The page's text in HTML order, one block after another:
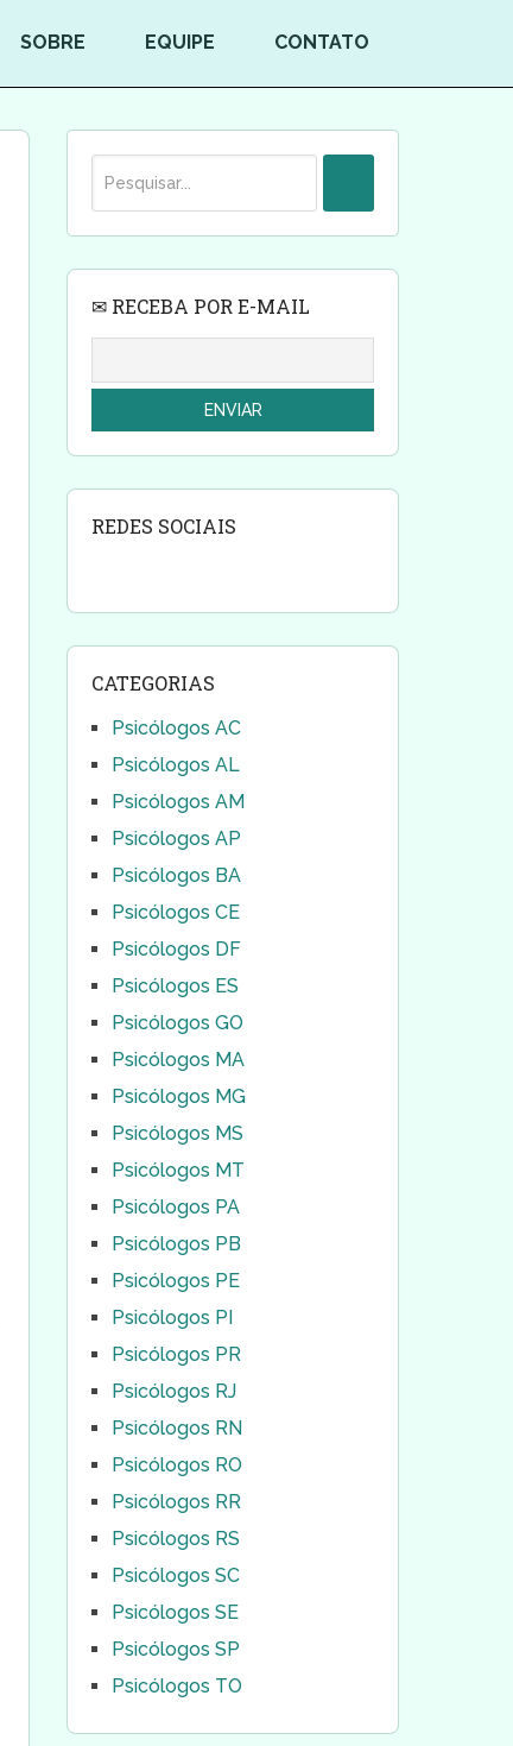
SOBRE EQUIPE CONTATO
✉ RECEBA POR E-MAIL
REDES SOCIAIS
CATEGORIAS
Psicólogos AC
Psicólogos AL
Psicólogos AM
Psicólogos AP
Psicólogos BA
Psicólogos CE
Psicólogos DF
Psicólogos ES
Psicólogos GO
Psicólogos MA
Psicólogos MG
Psicólogos MS
Psicólogos MT
Psicólogos PA
Psicólogos PB
Psicólogos PE
Psicólogos PI
Psicólogos PR
Psicólogos RJ
Psicólogos RN
Psicólogos RO
Psicólogos RR
Psicólogos RS
Psicólogos SC
Psicólogos SE
Psicólogos SP
Psicólogos TO